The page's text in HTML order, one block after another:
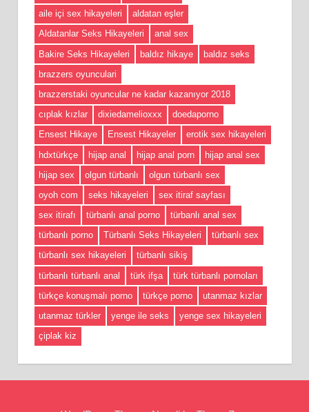
aile içi sex hikayeleri
aldatan eşler
Aldatanlar Seks Hikayeleri
anal sex
Bakire Seks Hikayeleri
baldız hikaye
baldız seks
brazzers oyunculari
brazzerstaki oyuncular ne kadar kazanıyor 2018
cıplak kızlar
dixiedamelioxxx
doedaporno
Ensest Hikaye
Ensest Hikayeler
erotik sex hikayeleri
hdxtürkçe
hijap anal hijap anal porn
hijap anal sex
hijap sex
olgun türbanlı
olgun türbanlı sex
oyoh com
seks hikayeleri
sex itiraf sayfası
sex itirafı
türbanlı anal porno
türbanlı anal sex
türbanlı porno
Türbanlı Seks Hikayeleri
türbanlı sex
türbanlı sex hikayeleri
türbanlı sikiş
türbanlı türbanlı anal
türk ifşa
türk türbanlı pornoları
türkçe konuşmalı porno
türkçe porno
utanmaz kızlar
utanmaz türkler
yenge ile seks
yenge sex hikayeleri
çiplak kiz